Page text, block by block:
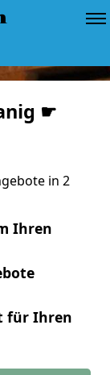
☛
in 2
Ihren
für Ihren